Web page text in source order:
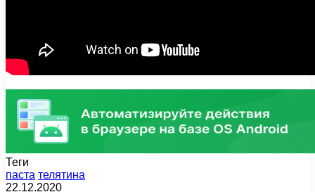
Теги
паста телятина
22.12.2020